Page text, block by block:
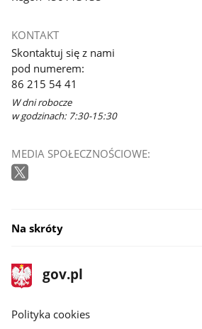
KONTAKT
Skontaktuj się z nami
pod numerem:
86 215 54 41
W dni robocze
w godzinach: 7:30-15:30
MEDIA SPOŁECZNOŚCIOWE:
Na skróty
stopka
gov.pl
Strona
gov.pl
gov.pl
Polityka cookies